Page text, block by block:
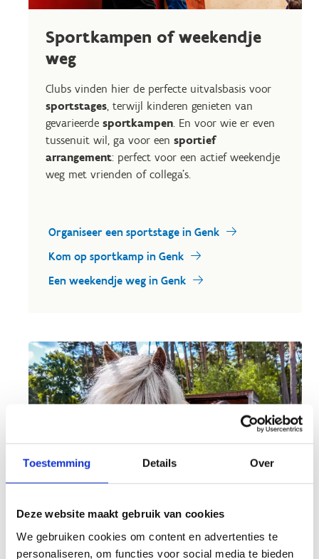
Toestemming Details Over
Deze website maakt gebruik van cookies
We gebruiken cookies om content en advertenties te
personaliseren, om functies voor social media te bieden
Sportkampen of weekendje
weg
Clubs vinden hier de perfecte uitvalsbasis voor
sportstages, terwijl kinderen genieten van
gevarieerde sportkampen. En voor wie er even
tussenuit wil, ga voor een sportief
arrangement: perfect voor een actief weekendje
weg met vrienden of collega’s.
Organiseer een sportstage in Genk
Kom op sportkamp in Genk
Een weekendje weg in Genk
Lessen & verjaardagsfeestjes